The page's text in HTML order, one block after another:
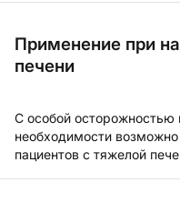
Применение при
печени
С особой осторожностью
необходимости
пациентов с тяжелой